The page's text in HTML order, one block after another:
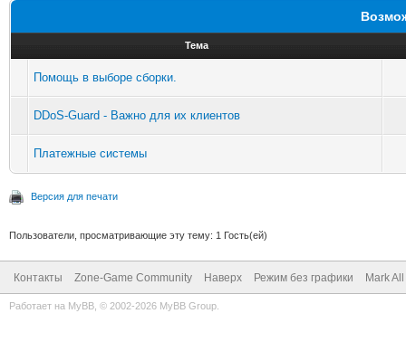
Тема
Помощь в выборе сборки.
DDoS-Guard - Важно для их клиентов
Платежные системы
Версия для печати
Пользователи, просматривающие эту тему: 1 Гость(ей)
Контакты Zone-Game Community Наверх Режим без графики Mark
Работает на MyBB , © 2002-2026 MyBB Group